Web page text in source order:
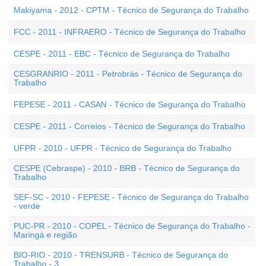
Makiyama - 2012 - CPTM - Técnico de Segurança do Trabalho
FCC - 2011 - INFRAERO - Técnico de Segurança do Trabalho
CESPE - 2011 - EBC - Técnico de Segurança do Trabalho
CESGRANRIO - 2011 - Petrobrás - Técnico de Segurança do
Trabalho
FEPESE - 2011 - CASAN - Técnico de Segurança do Trabalho
CESPE - 2011 - Correios - Técnico de Segurança do Trabalho
UFPR - 2010 - UFPR - Técnico de Segurança do Trabalho
CESPE (Cebraspe) - 2010 - BRB - Técnico de Segurança do
Trabalho
SEF-SC - 2010 - FEPESE - Técnico de Segurança do Trabalho
- verde
PUC-PR - 2010 - COPEL - Técnico de Segurança do Trabalho -
Maringá e região
BIO-RIO - 2010 - TRENSURB - Técnico de Segurança do
Trabalho - 3